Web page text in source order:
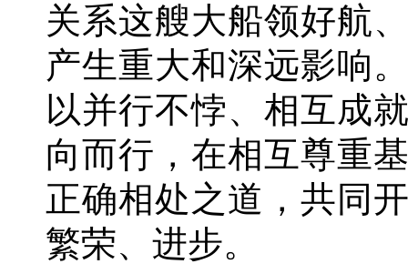
关系这艘大船领好航
产生重大和深远影响
以并行不悖、相互成
向而行，在相互尊重
正确相处之道，共同
繁荣、进步。